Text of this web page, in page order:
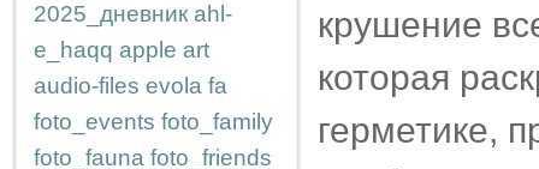
2025_дневник ahl-
e_haqq apple art
audio-files evola fa
foto_events foto_family
foto_fauna foto_friends
крушение
которая
герметике,